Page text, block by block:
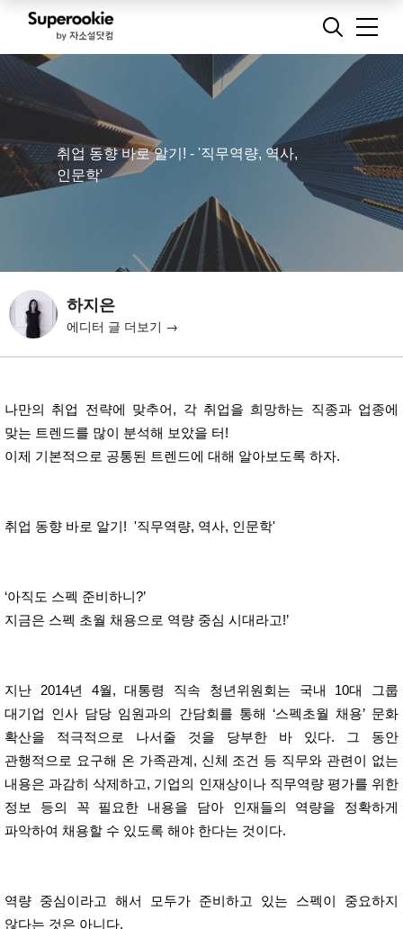
취업 동향 바로 알기! - '직무역량, 역사,
인문학'
하지은
에디터 글 더보기 →
나만의 취업 전략에 맞추어, 각 취업을 희망하는 직종과 업종에
맞는 트렌드를 많이 분석해 보았을 터!
이제 기본적으로 공통된 트렌드에 대해 알아보도록 하자.
취업 동향 바로 알기! '직무역량, 역사, 인문학'
‘아직도 스펙 준비하니?’
지금은 스펙 초월 채용으로 역량 중심 시대 라고!’
지난 2014년 4월, 대통령 직속 청년위원회는 국내 10대 그룹
대기업 인사 담당 임원과의 간담회를 통해 ‘스펙초월 채용’ 문화
확산을 적극적으로 나서줄 것을 당부한 바 있다. 그 동안
관행적으로 요구해 온 가족관계, 신체 조건 등 직무와 관련이 없는
내용은 과감히 삭제하고, 기업의 인재상이나 직무역량 평가를 위한
정보 등의 꼭 필요한 내용을 담아 인재들의 역량을 정확하게
파악하여 채용할 수 있도록 해야 한다는 것이다.
역량 중심이라고 해서 모두가 준비하고 있는 스펙이 중요하지
않다는 것은 아니다.